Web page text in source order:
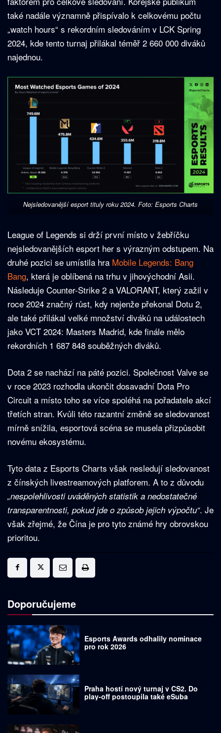
také nadále významně přispívalo k celkovému počtu
„watch hours“ s rekordním sledováním v LCK Spring
2024, kde tento turnaj přilákal téměř 2 660 000 diváků
najednou.
Nejsledovanější esport tituly roku 2024. Foto: Esports Charts
League of Legends si drží první místo v žebříčku
nejsledovanějších esport her s výrazným odstupem. Na
druhé pozici se umístila hra Mobile Legends: Bang
Bang, která je oblíbená na trhu v jihovýchodní Asii.
Následuje Counter-Strike 2 a VALORANT, který zažil v
roce 2024 značný růst, kdy nejenže překonal Dotu 2,
ale také přilákal velké množství diváků na událostech
jako VCT 2024: Masters Madrid, kde finále mělo
rekordních 1 687 848 souběžných diváků.
Dota 2 se nachází na páté pozici. Společnost Valve se
v roce 2023 rozhodla ukončit dosavadní Dota Pro
Circuit a místo toho se více spoléhá na pořadatele akcí
třetích stran. Kvůli této razantní změně se sledovanost
mírně snížila, esportová scéna se musela přizpůsobit
novému ekosystému.
Tyto data z Esports Charts však nesledují sledovanost
z čínských livestreamových platforem. A to z důvodu
„nespolehlivosti uváděných statistik a nedostatečné
transparentnosti, pokud jde o způsob jejich výpočtu“. Je
však zřejmé, že Čína je pro tyto známé hry obrovskou
prioritou.
Doporučujeme
Esports Awards odhalily nominace
pro rok 2026
Praha hostí nový turnaj v CS2. Do
play-off postoupila také eSuba